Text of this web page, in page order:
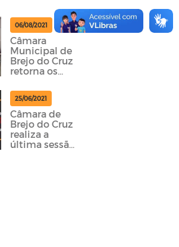
06/08/2021
Câmara
Municipal de
Brejo do Cruz
retorna os
legislativos.
25/06/2021
Câmara de
Brejo do Cruz
realiza a
última sessão